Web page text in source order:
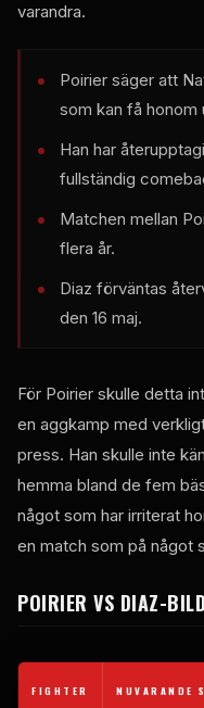
varandra.
Poirier säger att
som kan få honom
Han har
fullständig
Matchen mellan
flera år.
Diaz förväntas
den 16 maj.
För Poirier skulle detta
en aggkamp med
press. Han skulle inte
hemma bland de fem
något som har irriterat
en match som på något
POIRIER VS DIAZ-BILD
FIGHTER NUVARANDE